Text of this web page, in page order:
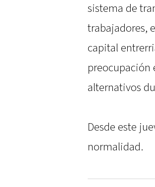
sistema de
trabajadores,
capital
preocupación
alternativos
Desde este
normalidad.